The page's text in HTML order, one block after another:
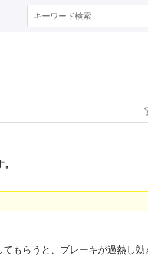
もらうと、ブレーキが過熱し効